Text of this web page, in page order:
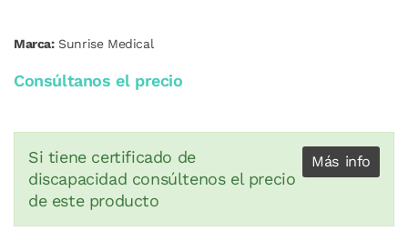
Marca: Sunrise Medical
Consúltanos el precio
Más info
Si tiene certificado de
discapacidad consúltenos el precio
de este producto